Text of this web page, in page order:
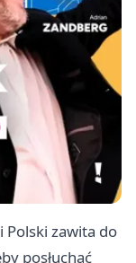
Polski zawita do
posłuchać